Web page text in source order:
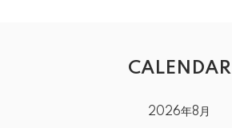
CALENDAR
2026年8月